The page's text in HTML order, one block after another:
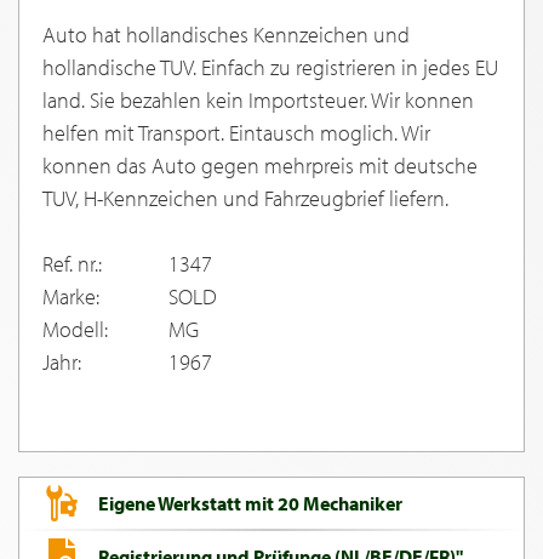
Auto hat hollandisches Kennzeichen und
hollandische TUV. Einfach zu registrieren in jedes EU
land. Sie bezahlen kein Importsteuer. Wir konnen
helfen mit Transport. Eintausch moglich. Wir
konnen das Auto gegen mehrpreis mit deutsche
TUV, H-Kennzeichen und Fahrzeugbrief liefern.
Ref. nr.:
1347
Marke:
SOLD
Modell:
MG
Jahr:
1967
Eigene Werkstatt mit 20 Mechaniker